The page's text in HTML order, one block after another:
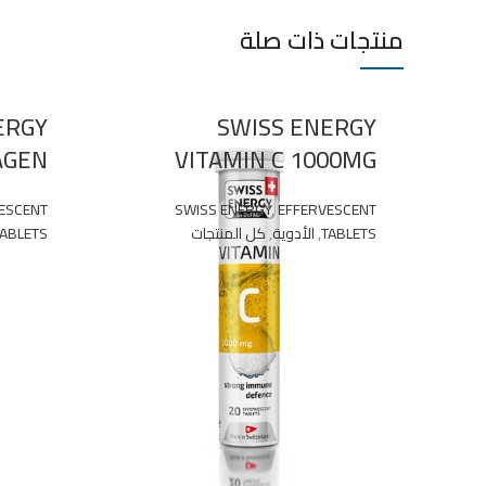
منتجات ذات صلة
SWISS ENERGY
VITAMIN C 1000MG
SWISS ENERGY,EFFERVESCENT
TABLETS
,الأدوية,كل المنتجات